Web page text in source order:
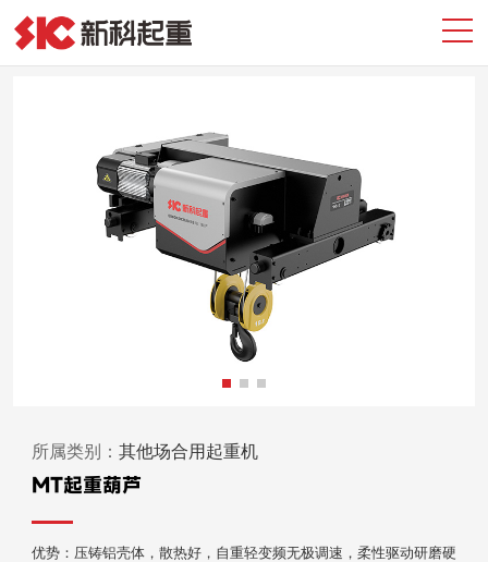
所属类别： 其他场合用起重机
MT起重葫芦
优势：压铸铝壳体，散热好，自重轻变频无极调速，柔性驱动研磨硬